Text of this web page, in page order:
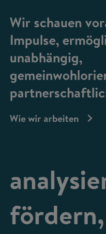
Wir schauen
Impulse,
unabhängig,
Wie wir arbeiten
fördern,